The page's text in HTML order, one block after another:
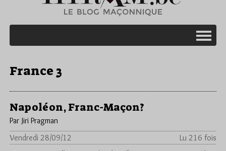
France 3
Napoléon, Franc-Maçon?
Par Jiri Pragman
Vendredi 28/09/12
Lu 216 fois